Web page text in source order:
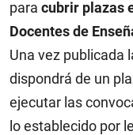
para cubrir plazas
Docentes de
Una vez publicada
dispondrá de un
ejecutar las
lo establecido por